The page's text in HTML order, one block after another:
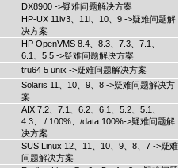
DX8900 ->疑难问题解决方案
HP-UX 11iv3、11i、10、9 ->疑难问题解
决方案
HP OpenVMS 8.4、8.3、7.3、7.1、
6.1、5.5 ->疑难问题解决方案
tru64 5 unix ->疑难问题解决方案
Solaris 11、10、9、8 ->疑难问题解决方
案
AIX 7.2、7.1、6.2、6.1、5.2、5.1、
4.3、 / 100%、/data 100%->疑难问题解
决方案
SUS Linux 12、11、10、9、8、7 ->疑难
问题解决方案